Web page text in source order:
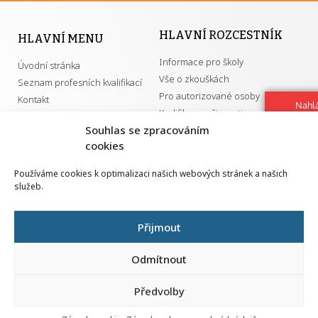
Souhlas se zpracováním
cookies
Používáme cookies k optimalizaci našich webových stránek a našich
služeb.
Přijmout
Odmítnout
Předvolby
HLAVNÍ MENU
Úvodní stránka
Seznam profesních kvalifikací
Kontakt
HLAVNÍ ROZCESTNÍK
Informace pro školy
Vše o zkouškách
Pro autorizované osoby
Kvalifikace a živnosti
GDPR
Národní pedagogický institut ČR
Senovážné náměstí 25
110 00 Praha 1